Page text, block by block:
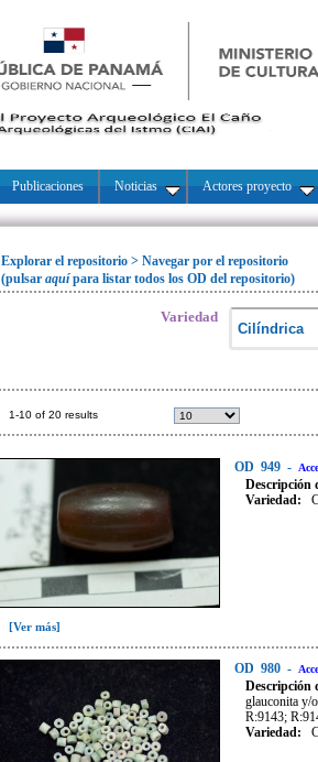
Publicaciones Noticias Actores proyecto
Explorar el repositorio > Navegar por el repositorio
(pulsar aquípara listar todos los OD del repositorio)
Variedad
1-10 of 20 results
OD 949 -
Descripción
Variedad:
[Ver más]
OD 980 -
Descripción
glauconita y/
R:9143;
Variedad: